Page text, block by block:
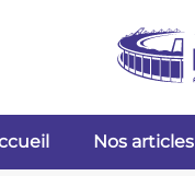
Nos articles